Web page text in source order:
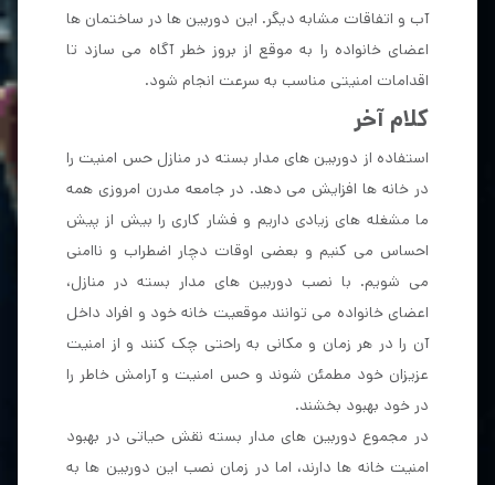
آب و اتفاقات مشابه دیگر. این دوربین ها در ساختمان ها
اعضای خانواده را به موقع از بروز خطر آگاه می سازد تا
اقدامات امنیتی مناسب به سرعت انجام شود.
کلام آخر
استفاده از دوربین های مدار بسته در منازل حس امنیت را
در خانه ها افزایش می دهد. در جامعه مدرن امروزی همه
ما مشغله های زیادی داریم و فشار کاری را بیش از پیش
احساس می کنیم و بعضی اوقات دچار اضطراب و ناامنی
می شویم. با نصب دوربین های مدار بسته در منازل،
اعضای خانواده می توانند موقعیت خانه خود و افراد داخل
آن را در هر زمان و مکانی به راحتی چک کنند و از امنیت
عزیزان خود مطمئن شوند و حس امنیت و آرامش خاطر را
در خود بهبود بخشند.
در مجموع دوربین های مدار بسته نقش حیاتی در بهبود
امنیت خانه ها دارند، اما در زمان نصب این دوربین ها به